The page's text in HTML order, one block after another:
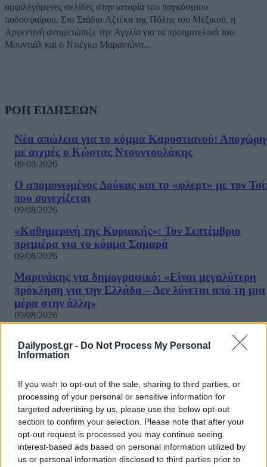
Dailypost.gr - Do Not Process My Personal
Information
If you wish to opt-out of the sale, sharing to third parties, or
processing of your personal or sensitive information for
targeted advertising by us, please use the below opt-out
section to confirm your selection. Please note that after your
opt-out request is processed you may continue seeing
interest-based ads based on personal information utilized by
us or personal information disclosed to third parties prior to
αμφιλεγόμενες σελίδες στην ιστορία του παγκόσμιου
ποδοσφαίρου. Στο Στάδιο Αζτέκα της Πόλης του Μεξικού, η
Αργεντινή αντιμετώπιζε την Αγγλία για τα προημιτελικά του
Μουντιάλ και ο Ντιέγκο Μαραντόνα...
ΡΟΗ ΕΙΔΗΣΕΩΝ
Νέα απώλεια για το κόμμα Καρυστιανού:
με αιχμές ο Κώστας Ντουντουλάκης
09/08/2026
Ο απομονωμένος Δούκας και το «φλερτ» με τον
που συνεχίζεται
09/08/2026
«Καθημερινή της Κυριακής»: Τον Σεπτέμβριο
πρεμιέρα για το κόμμα Σαμαρά
09/08/2026
Μαρινάκης για δημογραφικό: «Είναι μεγαλύτερη
πρόκληση για την Ελλάδα – Δεν λύνεται από τη μια
μέρα στην άλλη»
09/08/2026
Βρετανία: Σχέδιο για βασιλική κηδεία του Άντριου
παρά το σκάνδαλο – Έντονες αντιδράσεις
09/08/2026
Ιός Δυτικού Νείλου: Η Αττική στο επίκεντρο των
κρουσμάτων – Τι να προσέξετε
09/08/2026
Οι όροι που θέτει το Ιράν στις ΗΠΑ για τα Στενά
Ορμούζ – «Δεν θα ανοίξουν αν δεν γίνουν δεκτοί»
09/08/2026